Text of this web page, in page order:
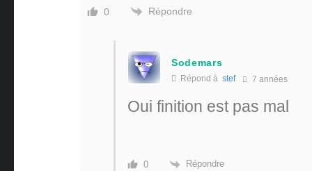
0 Répondre
Sodemars
Répond à stef 7 années
Oui finition est pas mal
0 Répondre